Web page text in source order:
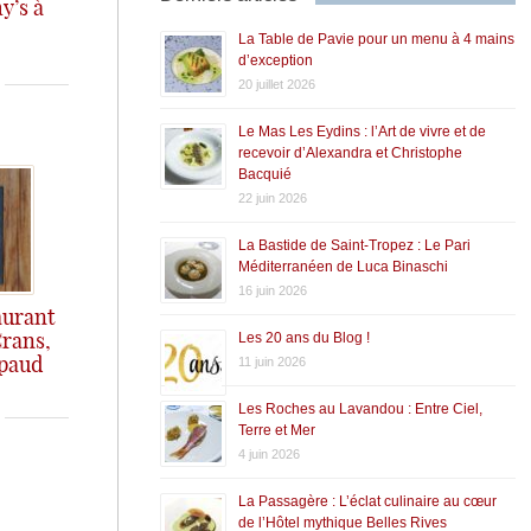
à
en
en effet grace à
La Table de Pavie pour un menu à 4 mains
d’exception
20 juillet 2026
Le Mas Les Eydins : l’Art de vivre et de
recevoir d’Alexandra et Christophe
Bacquié
22 juin 2026
La Bastide de Saint-Tropez : Le Pari
Méditerranéen de Luca Binaschi
16 juin 2026
Les 20 ans du Blog !
11 juin 2026
Les Roches au Lavandou : Entre Ciel,
Terre et Mer
4 juin 2026
La Passagère : L’éclat culinaire au cœur
de l’Hôtel mythique Belles Rives